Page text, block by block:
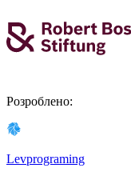
Розроблено:
Levprograming